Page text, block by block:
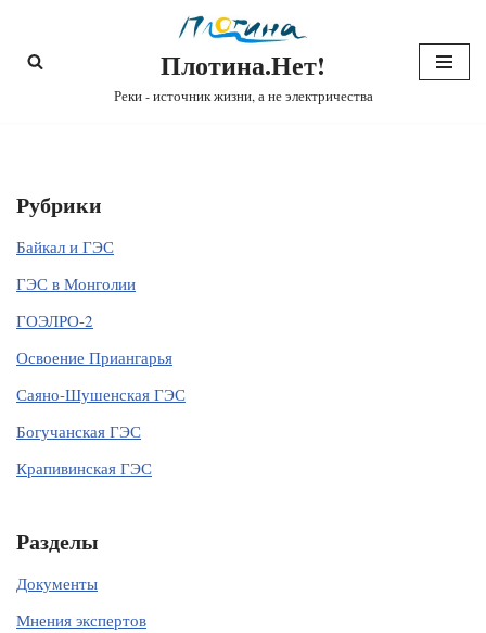
Перейти
Плотина.Нет!
Реки - источник жизни, а не электричества
Рубрики
Байкал и ГЭС
ГЭС в Монголии
ГОЭЛРО-2
Освоение Приангарья
Саяно-Шушенская ГЭС
Богучанская ГЭС
Крапивинская ГЭС
Разделы
Документы
Мнения экспертов